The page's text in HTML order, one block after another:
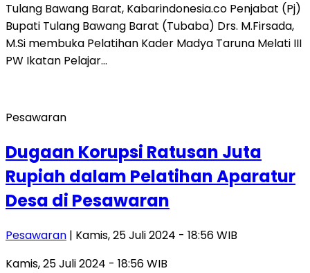
Tulang Bawang Barat, Kabarindonesia.co Penjabat (Pj)
Bupati Tulang Bawang Barat (Tubaba) Drs. M.Firsada,
M.Si membuka Pelatihan Kader Madya Taruna Melati III
PW Ikatan Pelajar…
Pesawaran
Dugaan Korupsi Ratusan Juta
Rupiah dalam Pelatihan Aparatur
Desa di Pesawaran
Pesawaran | Kamis, 25 Juli 2024 - 18:56 WIB
Kamis, 25 Juli 2024 - 18:56 WIB